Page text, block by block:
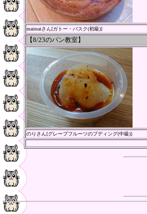
maimaiさん[ガトー・バスク(初級)]
【8/23のパン教室 】
のりさん[グレープフルーツのプディング(中級)]